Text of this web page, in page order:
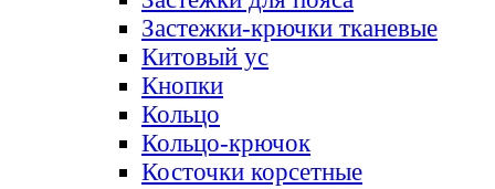
Застежки-крючки тканевые
Китовый ус
Кнопки
Кольцо
Кольцо-крючок
Косточки корсетные